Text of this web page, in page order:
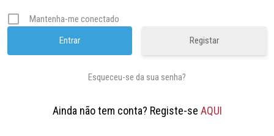
Mantenha-me conectado
Registar
Esqueceu-se da sua senha?
Ainda não tem conta? Registe-se AQUI